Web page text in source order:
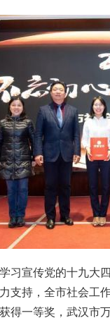
习宣传党的十九大
支持，全市社会工
得一等奖，武汉市